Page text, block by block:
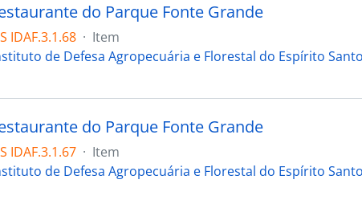
do Parque Fonte Grande
IDAF.3.1.68 · Item
de Defesa Agropecuária e Florestal do Espírito Santo
do Parque Fonte Grande
IDAF.3.1.67 · Item
de Defesa Agropecuária e Florestal do Espírito Santo